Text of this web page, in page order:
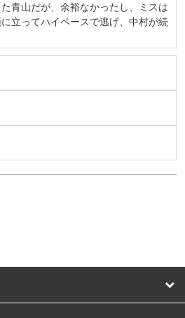
青山だが、余裕なかったし、ミスは
立ってハイペースで逃げ、中村が続